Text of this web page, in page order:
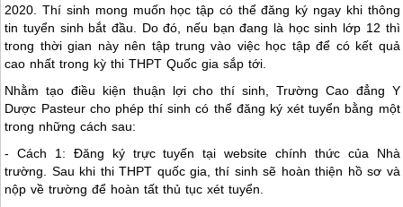
2020. Thí sinh mong muốn học tập có thể đăng ký ngay khi thông
tin tuyển sinh bắt đầu. Do đó, nếu bạn đang là học sinh lớp 12 thì
trong thời gian này nên tập trung vào việc học tập để có kết quả
cao nhất trong kỳ thi THPT Quốc gia sắp tới.
Nhằm tạo điều kiện thuận lợi cho thí sinh, Trường Cao đẳng Y
Dược Pasteur cho phép thí sinh có thể đăng ký xét tuyển bằng một
trong những cách sau:
- Cách 1: Đăng ký trực tuyến tại website chính thức của Nhà
trường. Sau khi thi THPT quốc gia, thí sinh sẽ hoàn thiện hồ sơ và
nộp về trường để hoàn tất thủ tục xét tuyển.